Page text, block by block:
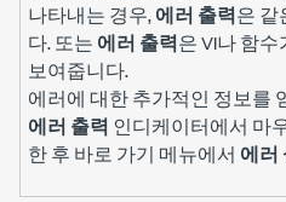
나타내는 경우,에러 출력은 같
다. 또는 에러 출력은 VI나 함
보여줍니다.
에러에 대한 추가적인 정보를
에러 출력 인디케이터에서 마
한 후 바로 가기 메뉴에서 에러